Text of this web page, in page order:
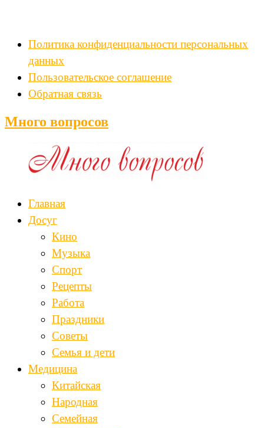
Политика конфиденциальности персональных
данных
Пользовательское соглашение
Обратная связь
Много вопросов
Главная
Досуг
Кино
Музыка
Спорт
Рецепты
Работа
Праздники
Советы
Семья и дети
Медицина
Китайская
Народная
Семейная